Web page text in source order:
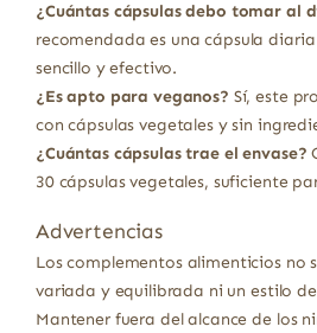
¿Cuántas cápsulas debo tomar al
recomendada es una cápsula
sencillo y efectivo.
¿Es apto para veganos? Sí, este
con cápsulas vegetales y sin
¿Cuántas cápsulas trae el envase?
30 cápsulas vegetales, suficiente
Advertencias
Los complementos alimenticios no
variada y equilibrada ni un estilo
Mantener fuera del alcance de los